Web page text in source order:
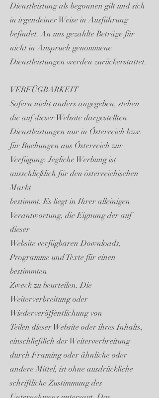
Dienstleistung als begonnen gilt und sich
in irgendeiner Weise in Ausführung
befindet. An uns gezahlte Beträge für
nicht in Anspruch genommene
Dienstleistungen werden zurückerstattet.
VERFÜGBARKEIT
Sofern nicht anders angegeben, stehen
die auf dieser Website dargestellten
Dienstleistungen nur in Österreich bzw.
für Buchungen aus Österreich zur
Verfügung. Jegliche Werbung ist
ausschließlich für den österreichischen
Markt
bestimmt. Es liegt in Ihrer alleinigen
Verantwortung, die Eignung der auf
dieser
Website verfügbaren Downloads,
Programme und Texte für einen
bestimmten
Zweck zu beurteilen. Die
Weiterverbreitung oder
Wiederveröffentlichung von
Teilen dieser Website oder ihres Inhalts,
einschließlich der Weiterverbreitung
durch Framing oder ähnliche oder
andere Mittel, ist ohne ausdrückliche
schriftliche Zustimmung des